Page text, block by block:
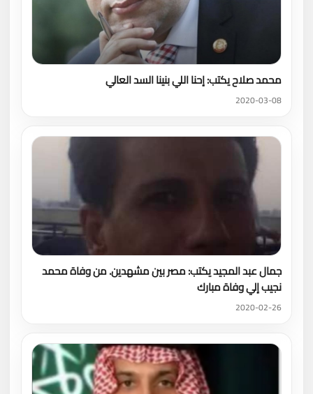
محمد صلاح يكتب: إحنا اللي بنينا السد العالي
2020-03-08
جمال عبد المجيد يكتب: مصر بين مشهدين. من وفاة محمد
نجيب إلي وفاة مبارك
2020-02-26